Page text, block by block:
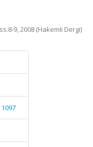
9, 2008 (Hakemli Dergi)